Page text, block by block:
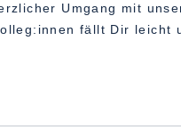
Umgang mit
fällt Dir leicht